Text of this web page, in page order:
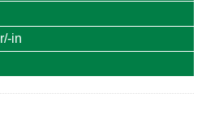
in